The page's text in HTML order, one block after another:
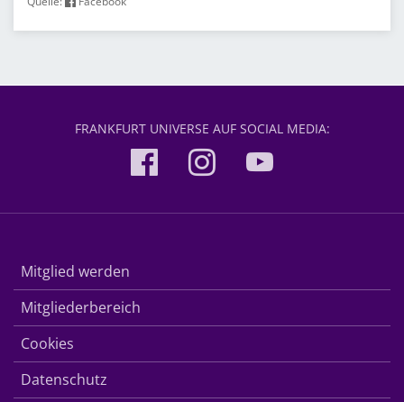
FRANKFURT UNIVERSE AUF SOCIAL MEDIA:
Mitglied werden
Mitgliederbereich
Cookies
Datenschutz